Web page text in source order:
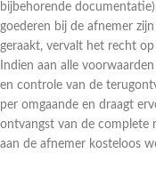
bijbehorende
goederen bij de afnemer
geraakt, vervalt het recht
Indien aan alle
en controle van de
per omgaande en draagt
ontvangst van de complete
aan de afnemer kosteloos